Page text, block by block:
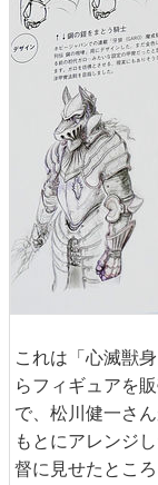
これは「心滅獣
らフィギュアを
で、松川健一さ
もとにアレンジ
督に見せたとこ